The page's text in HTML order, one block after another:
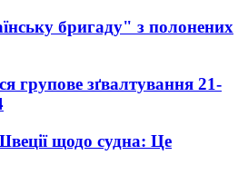
бригаду" з полонених
групове зґвалтування 21-
щодо судна: Це